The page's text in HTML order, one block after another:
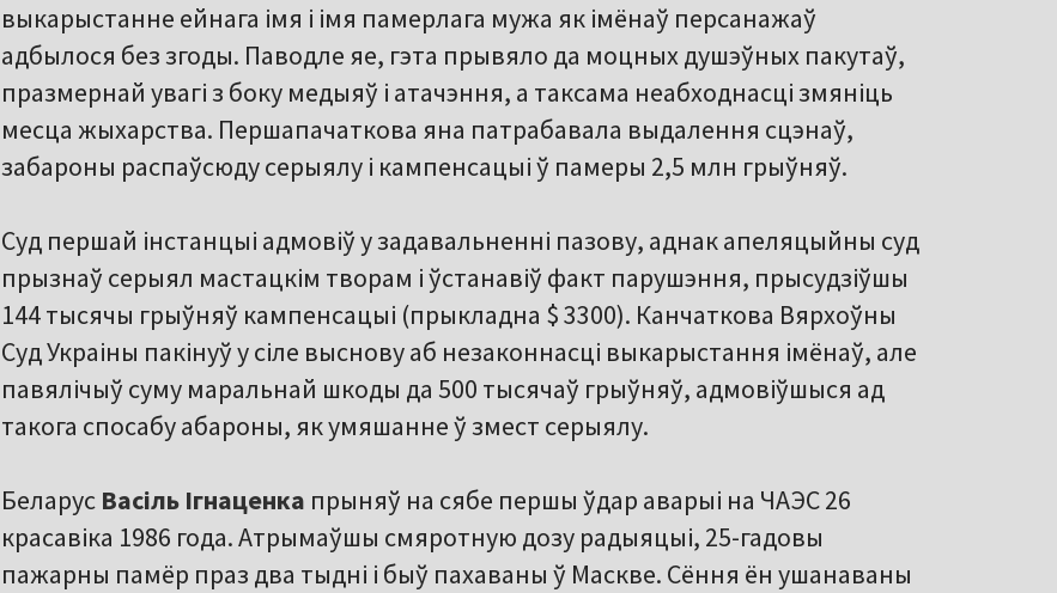
выкарыстанне ейнага імя і імя памерлага мужа як імёнаў персанажаў
адбылося без згоды. Паводле яе, гэта прывяло да моцных душэўных пакутаў,
празмернай увагі з боку медыяў і атачэння, а таксама неабходнасці змяніць
месца жыхарства. Першапачаткова яна патрабавала выдалення сцэнаў,
забароны распаўсюду серыялу і кампенсацыі ў памеры 2,5 млн грыўняў.
Суд першай інстанцыі адмовіў у задавальненні пазову, аднак апеляцыйны суд
прызнаў серыял мастацкім творам і ўстанавіў факт парушэння, прысудзіўшы
144 тысячы грыўняў кампенсацыі (прыкладна $ 3300). Канчаткова Вярхоўны
Суд Украіны пакінуў у сіле выснову аб незаконнасці выкарыстання імёнаў, але
павялічыў суму маральнай шкоды да 500 тысячаў грыўняў, адмовіўшыся ад
такога спосабу абароны, як умяшанне ў змест серыялу.
Беларус Васіль Ігнаценка прыняў на сябе першы ўдар аварыі на ЧАЭС 26
красавіка 1986 года. Атрымаўшы смяротную дозу радыяцыі, 25-гадовы
пажарны памёр праз два тыдні і быў пахаваны ў Маскве. Сёння ён ушанаваны